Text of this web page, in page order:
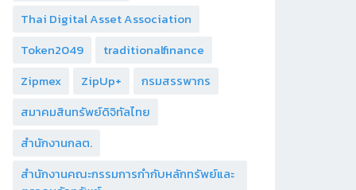
Thai Digital Asset Association
Token2049
traditionalfinance
Zipmex
ZipUp+
กรมสรรพากร
สมาคมสินทรัพย์ดิจิทัลไทย
สำนักงานกลต.
สำนักงานคณะกรรมการกำกับหลักทรัพย์และ